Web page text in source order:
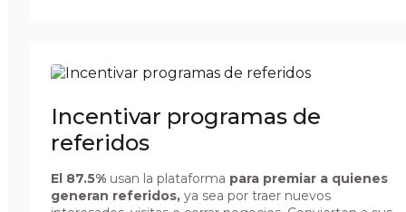
Incentivar programas de
referidos
El 87.5% usan la plataforma para premiar a quienes
generan referidos, ya sea por traer nuevos